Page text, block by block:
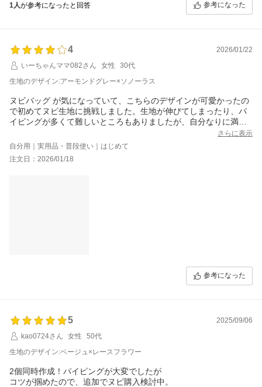
1人が参考になったと回答 参考になった
4
2026/01/22
いーちゃんママ082さん
女性
30代
生地のデザイン:アーモンドグレー×ソノーラス
ヌビバッグ が気になっていて、こちらのデザインが可愛かったの
で初めてヌビ生地に挑戦しました。生地が伸びてしまったり、パ
イピングが多くて難しいところもありましたが、自分なりに満足
さらに表示
自分用｜実用品・普段使い｜はじめて
注文日：2026/01/18
参考になった
5
2025/09/06
kao0724さん
女性
50代
生地のデザイン:ベージュ×レースフラワー
2個同時作成！パイピングが大変でしたが
コツが掴めたので、追加でヌビ購入検討中。